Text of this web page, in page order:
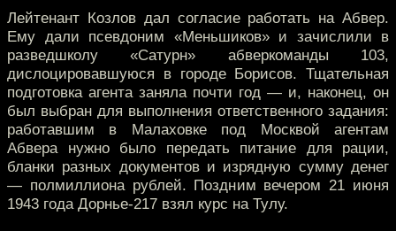
Лейтенант Козлов дал согласие работать на Абвер.
Ему дали псевдоним «Меньшиков» и зачислили в
разведшколу «Сатурн» абверкоманды 103,
дислоцировавшуюся в городе Борисов. Тщательная
подготовка агента заняла почти год — и, наконец, он
был выбран для выполнения ответственного задания:
работавшим в Малаховке под Москвой агентам
Абвера нужно было передать питание для рации,
бланки разных документов и изрядную сумму денег
— полмиллиона рублей. Поздним вечером 21 июня
1943 года Дорнье-217 взял курс на Тулу.